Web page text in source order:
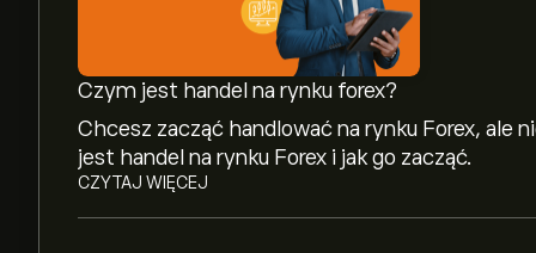
Czym jest handel na rynku forex?
Chcesz zacząć handlować na rynku Forex, ale
jest handel na rynku Forex i jak go zacząć.
CZYTAJ WIĘCEJ
Najwyższe w historii cena AUD/NZD to
Wybierz przedział czasowy „1D” lub „1T” na
zobaczyć historyczne ruchy cenowe AUD/
0.10‎NZ$‎ w ciągu ostatniego roku.